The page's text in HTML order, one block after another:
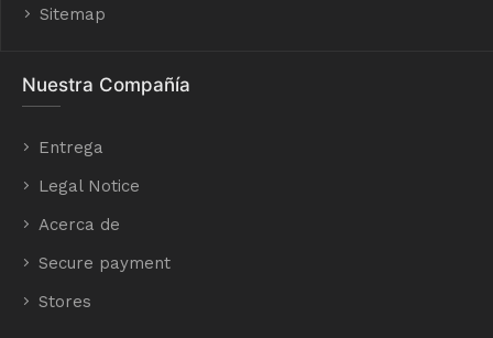
Sitemap
Nuestra Compañía
Entrega
Legal Notice
Acerca de
Secure payment
Stores